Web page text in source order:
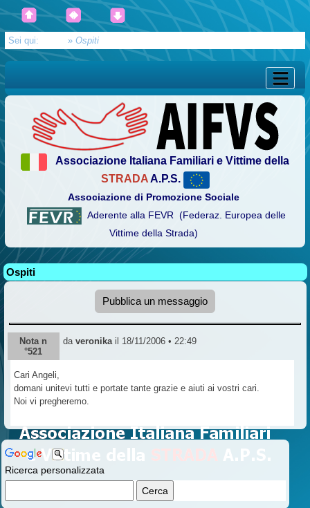
Sei qui: » Ospiti
Associazione Italiana Familiari e Vittime della
STRADAA.P.S.
Associazione di Promozione Sociale
Aderente alla FEVR (Federaz. Europea delle
Vittime della Strada)
Ricerca personalizzata
Ospiti
Pubblica un messaggio
Nota n
°521
da veronikail 18/11/2006 • 22:49
Cari Angeli,
domani unitevi tutti e portate tante grazie e aiuti ai vostri cari.
Noi vi pregheremo.